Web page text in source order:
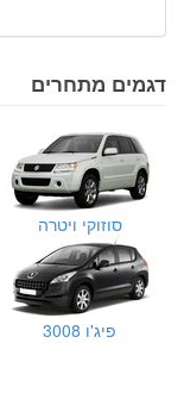
דגמים מתחרים
סוזוקי ויטרה
פיג'ו 3008